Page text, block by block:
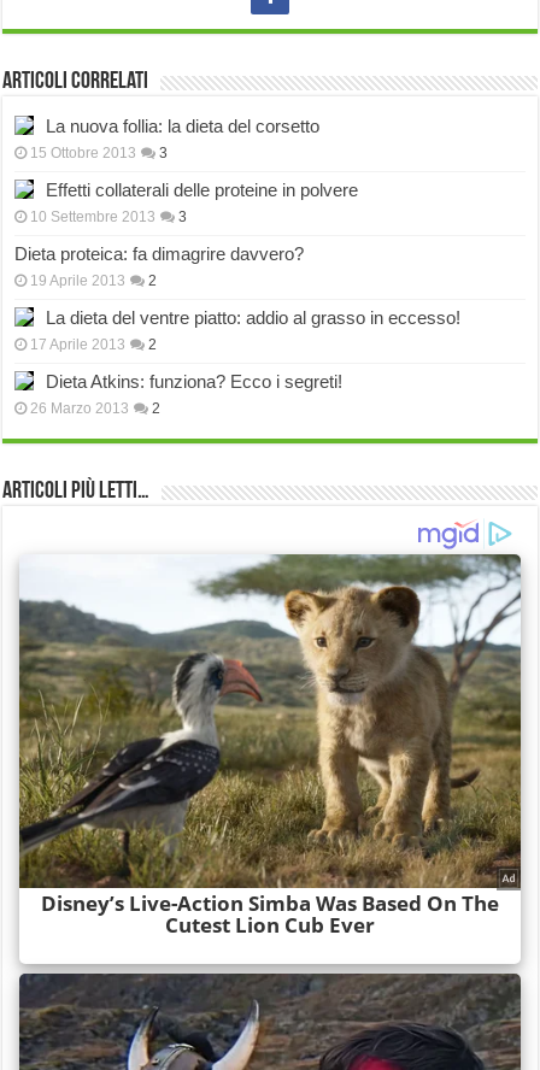
Articoli correlati
La nuova follia: la dieta del corsetto
15 Ottobre 2013 3
Effetti collaterali delle proteine in polvere
10 Settembre 2013 3
Dieta proteica: fa dimagrire davvero?
19 Aprile 2013 2
La dieta del ventre piatto: addio al grasso in eccesso!
17 Aprile 2013 2
Dieta Atkins: funziona? Ecco i segreti!
26 Marzo 2013 2
Articoli più Letti…